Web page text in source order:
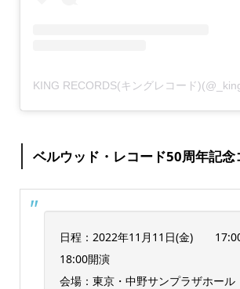
ベルウッド・レコード50周年記念
日程：2022年11月11日(金)
18:00開演
会場：東京・中野サンプラザホール